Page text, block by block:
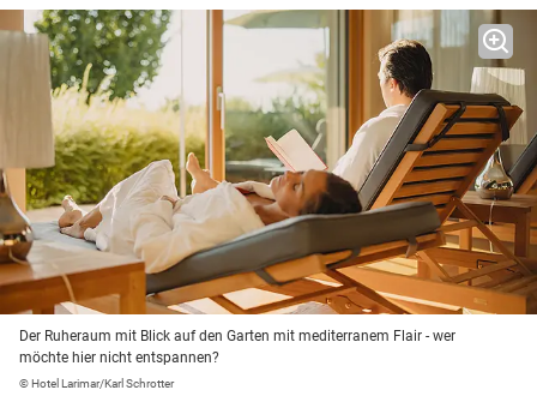
Der Ruheraum mit Blick auf den Garten mit mediterranem Flair - wer
möchte hier nicht entspannen?
© Hotel Larimar/Karl Schrotter